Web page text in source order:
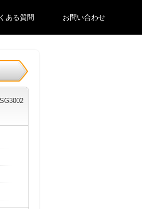
ある質問 お問い合わせ